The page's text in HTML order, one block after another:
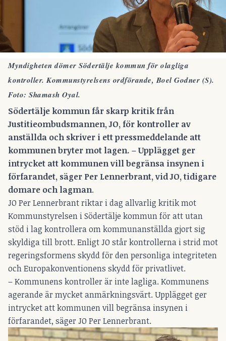
Myndigheten dömer Södertälje kommun för olagliga
kontroller. Kommunstyrelsens ordförande, Boel Godner (S).
Foto: Shamash Oyal.
Södertälje kommun får skarp kritik från
Justitieombudsmannen, JO, för kontroller av
anställda och skriver i ett pressmeddelande att
kommunen bryter mot lagen. – Upplägget ger
intrycket att kommunen vill begränsa insynen i
förfarandet, säger Per Lennerbrant, vid JO, tidigare
domare och lagman.
JO Per Lennerbrant riktar i dag allvarlig kritik mot
Kommunstyrelsen i Södertälje kommun för att utan
stöd i lag kontrollera om kommunanställda gjort sig
skyldiga till brott. Enligt JO står kontrollerna i strid mot
regeringsformens skydd för den personliga integriteten
och Europakonventionens skydd för privatlivet.
– Kommunens kontroller är inte lagliga. Kommunens
agerande är mycket anmärkningsvärt. Upplägget ger
intrycket att kommunen vill begränsa insynen i
förfarandet, säger JO Per Lennerbrant.